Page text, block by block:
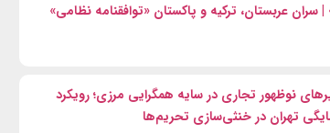
سران عربستان، ترکیه و پاکستان «توافقنامه نظامی»
نوظهور تجاری در سایه همگرایی مرزی؛ رویکرد
تهران در خنثی‌سازی تحریم‌ها